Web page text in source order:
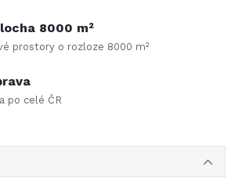
8000 m²
prostory o rozloze 8000 m²
po celé ČR